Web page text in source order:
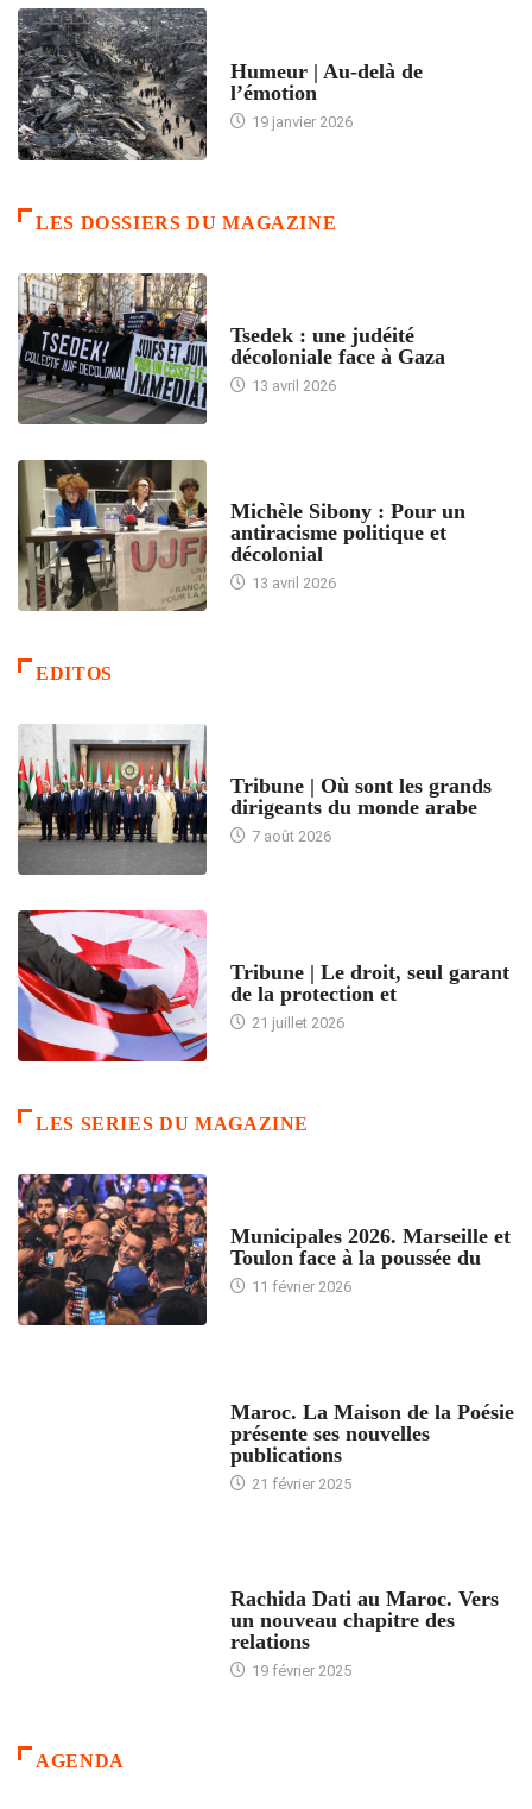
Humeur | Au-delà de
l’émotion
19 janvier 2026
LES DOSSIERS DU MAGAZINE
Tsedek : une judéité
décoloniale face à Gaza
13 avril 2026
Michèle Sibony : Pour un
antiracisme politique et
décolonial
13 avril 2026
EDITOS
Tribune | Où sont les grands
dirigeants du monde arabe
7 août 2026
Tribune | Le droit, seul garant
de la protection et
21 juillet 2026
LES SERIES DU MAGAZINE
Municipales 2026. Marseille et
Toulon face à la poussée du
11 février 2026
Maroc. La Maison de la Poésie
présente ses nouvelles
publications
21 février 2025
Rachida Dati au Maroc. Vers
un nouveau chapitre des
relations
19 février 2025
AGENDA